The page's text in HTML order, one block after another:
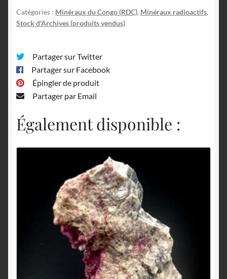
Catégories : Minéraux du Congo (RDC), Minéraux radioactifs,
Stock d'Archives (produits vendus)
Partager sur Twitter
Partager sur Facebook
Épingler de produit
Partager par Email
Également disponible :